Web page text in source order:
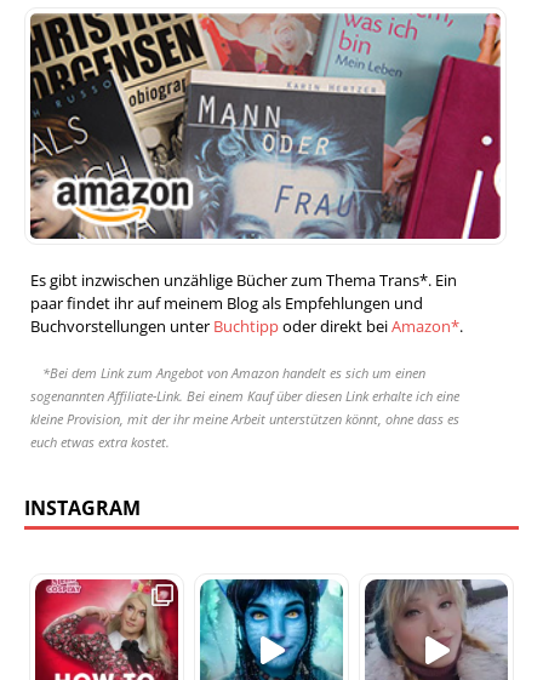
Es gibt inzwischen unzählige Bücher zum Thema Trans*. Ein
paar findet ihr auf meinem Blog als Empfehlungen und
Buchvorstellungen unter Buchtippoder direkt beiAmazon*.
*Bei dem Link zum Angebot von Amazon handelt es sich um einen
sogenannten Affiliate-Link. Bei einem Kauf über diesen Link erhalte ich eine
kleine Provision, mit der ihr meine Arbeit unterstützen könnt, ohne dass es
euch etwas extra kostet.
INSTAGRAM